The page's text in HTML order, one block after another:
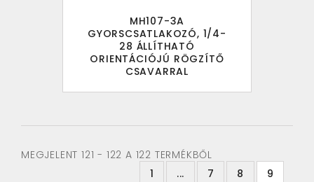
MH107-3A
GYORSCSATLAKOZÓ, 1/4-
28 ÁLLÍTHATÓ
ORIENTÁCIÓJÚ RÖGZÍTŐ
CSAVARRAL
MEGJELENT 121 - 122 A 122 TERMÉKBŐL
1
... 7 8 9